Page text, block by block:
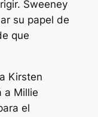
Sweeney
su papel de
que
Kirsten
a Millie
el